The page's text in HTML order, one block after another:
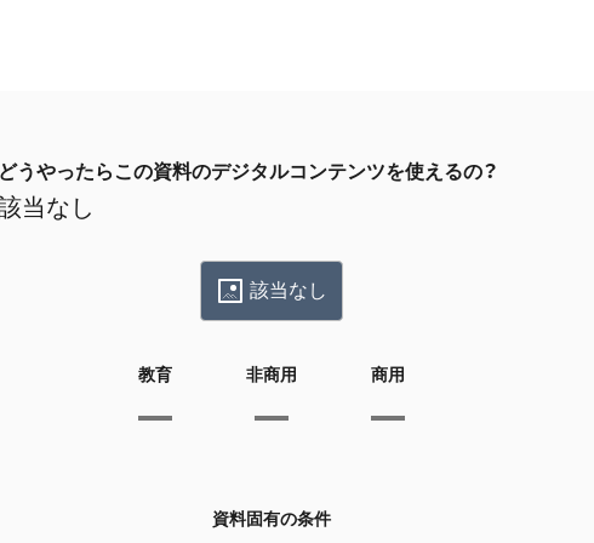
どうやったらこの資料のデジタルコンテンツを使えるの？
当なし
該当なし
教育 非商用 商用
資料固有の条件